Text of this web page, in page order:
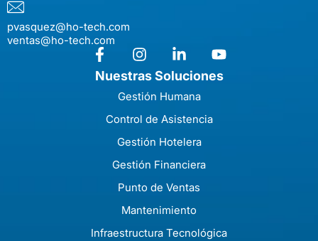
pvasquez@ho-tech.com
ventas@ho-tech.com
Nuestras Soluciones
Gestión Humana
Control de Asistencia
Gestión Hotelera
Gestión Financiera
Punto de Ventas
Mantenimiento
Infraestructura Tecnológica